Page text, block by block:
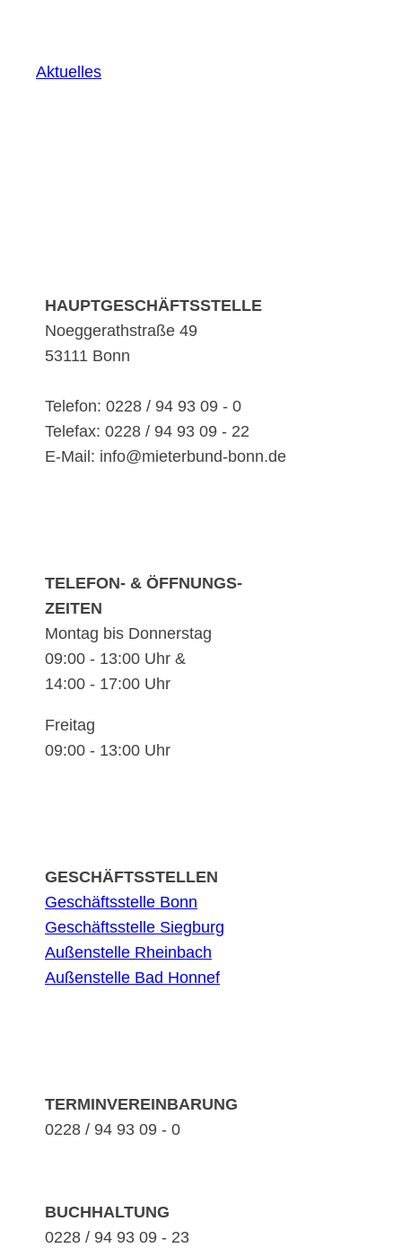
Aktuelles
HAUPTGESCHÄFTSSTELLE
Noeggerathstraße 49
53111 Bonn
Telefon: 0228 / 94 93 09 - 0
Telefax: 0228 / 94 93 09 - 22
E-Mail: info@mieterbund-bonn.de
TELEFON- & ÖFFNUNGS-
ZEITEN
Montag bis Donnerstag
09:00 - 13:00 Uhr &
14:00 - 17:00 Uhr
Freitag
09:00 - 13:00 Uhr
GESCHÄFTSSTELLEN
Geschäftsstelle Bonn
Geschäftsstelle Siegburg
Außenstelle Rheinbach
Außenstelle Bad Honnef
TERMINVEREINBARUNG
0228 / 94 93 09 - 0
BUCHHALTUNG
0228 / 94 93 09 - 23